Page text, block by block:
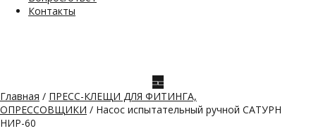
Контакты
Главная / ПРЕСС-КЛЕЩИ ДЛЯ ФИТИНГА,
ОПРЕССОВЩИКИ / Насос испытательный ручной САТУРН
НИР-60